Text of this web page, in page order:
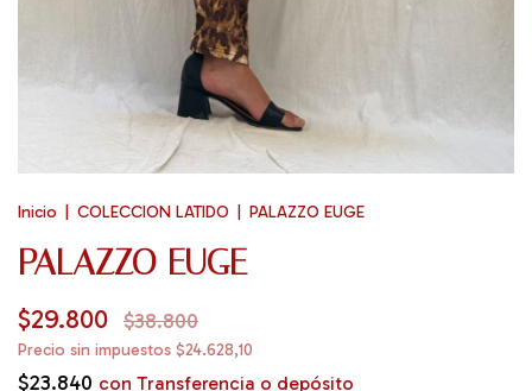
Inicio COLECCION LATIDO PALAZZO EUGE
PALAZZO EUGE
$29.800 $38.800
Precio sin impuestos $24.628,10
$23.840 con Transferencia o depósito